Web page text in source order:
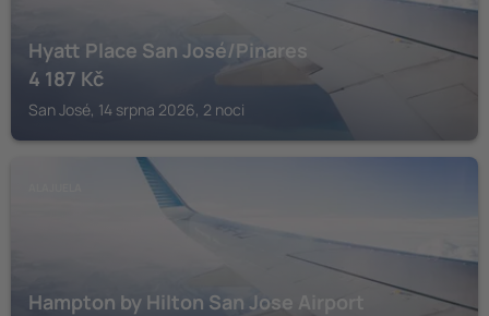
Hyatt Place San José/Pinares
4 187 Kč
San José, 14 srpna 2026, 2 noci
Hampton by Hilton San Jose Airport